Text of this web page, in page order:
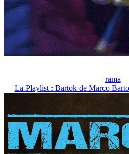
rama
La Playlist : Bartok de Marco